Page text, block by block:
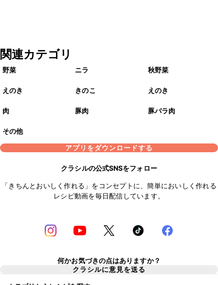
関連カテゴリ
野菜 ニラ 秋野菜
えのき きのこ えのき
肉 豚肉 豚バラ肉
その他
アプリをダウンロードする
クラシルの公式SNSをフォロー
「きちんとおいしく作れる」をコンセプトに、簡単においしく作れる
レシピ動画を毎日配信しています。
何かお気づきの点はありますか？
クラシルに意見を送る